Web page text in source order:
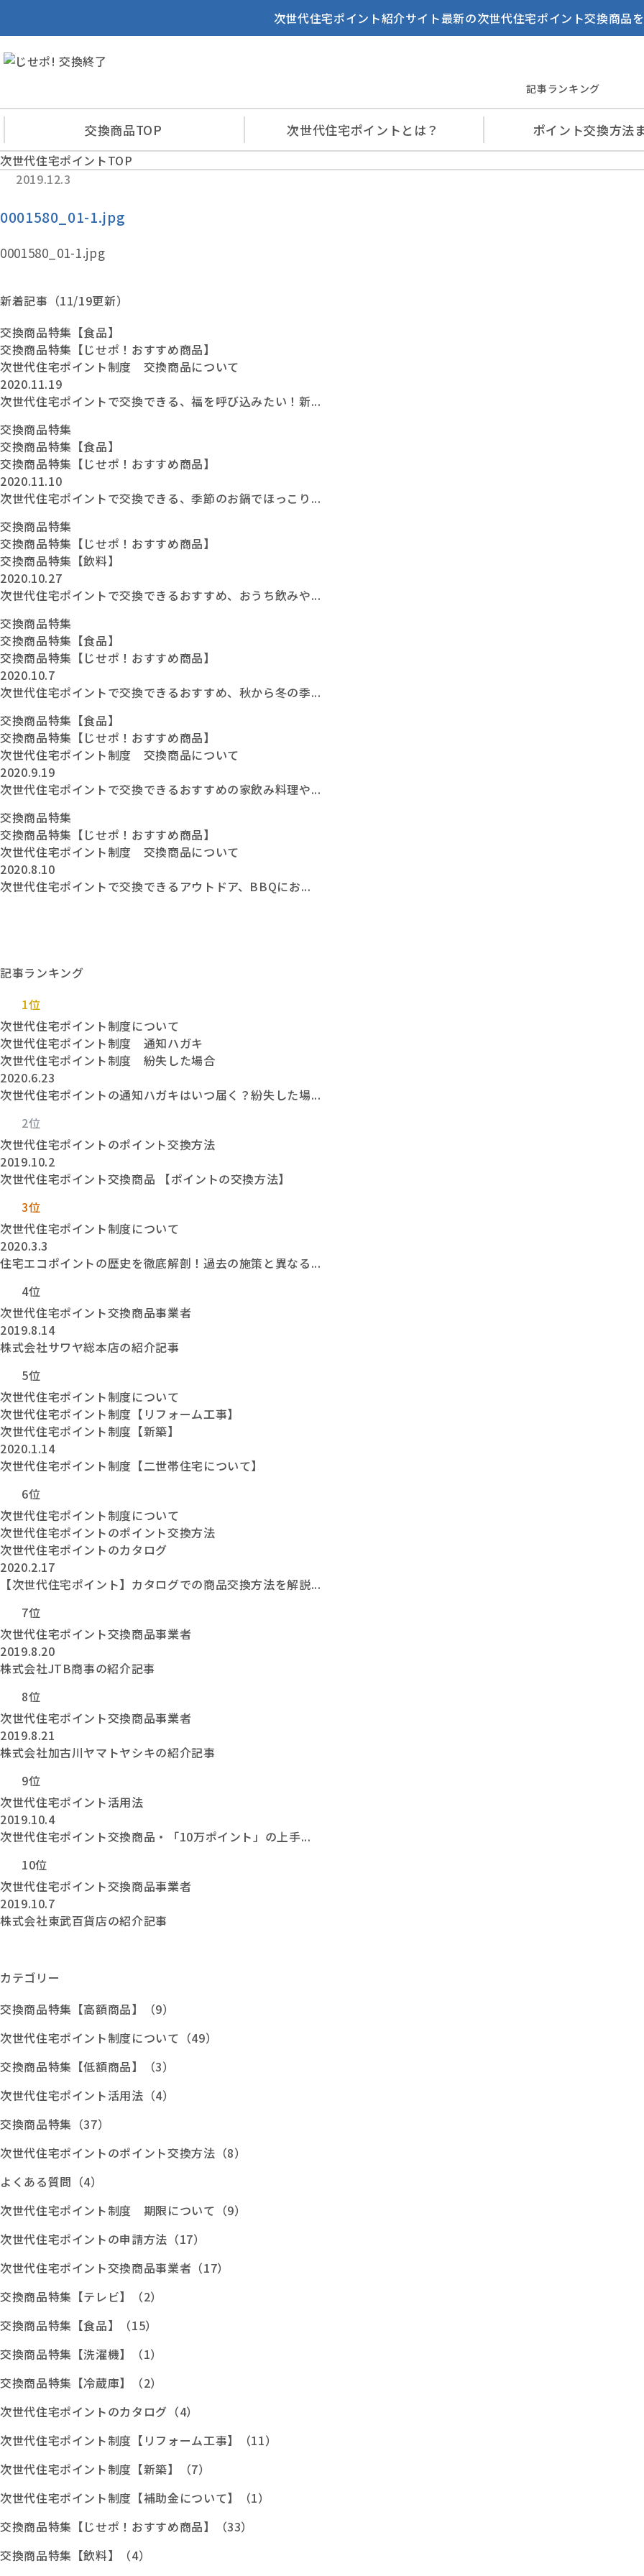
次世代住宅ポイント紹介サイト最新の次世代住宅ポイント交換商品
記事ランキング
交換商品TOP 次世代住宅ポイントとは？ ポイント交換方法
次世代住宅ポイントTOP
2019.12.3
0001580_01-1.jpg
0001580_01-1.jpg
新着記事（11/19更新）
交換商品特集【食品】
交換商品特集【じせポ！おすすめ商品】
次世代住宅ポイント制度 交換商品について
2020.11.19
次世代住宅ポイントで交換できる、福を呼び込みたい！新...
交換商品特集
交換商品特集【食品】
交換商品特集【じせポ！おすすめ商品】
2020.11.10
次世代住宅ポイントで交換できる、季節のお鍋でほっこり...
交換商品特集
交換商品特集【じせポ！おすすめ商品】
交換商品特集【飲料】
2020.10.27
次世代住宅ポイントで交換できるおすすめ、おうち飲みや...
交換商品特集
交換商品特集【食品】
交換商品特集【じせポ！おすすめ商品】
2020.10.7
次世代住宅ポイントで交換できるおすすめ、秋から冬の季...
交換商品特集【食品】
交換商品特集【じせポ！おすすめ商品】
次世代住宅ポイント制度 交換商品について
2020.9.19
次世代住宅ポイントで交換できるおすすめの家飲み料理や...
交換商品特集
交換商品特集【じせポ！おすすめ商品】
次世代住宅ポイント制度 交換商品について
2020.8.10
次世代住宅ポイントで交換できるアウトドア、BBQにお...
記事ランキング
1位
次世代住宅ポイント制度について
次世代住宅ポイント制度 通知ハガキ
次世代住宅ポイント制度 紛失した場合
2020.6.23
次世代住宅ポイントの通知ハガキはいつ届く？紛失した場...
2位
次世代住宅ポイントのポイント交換方法
2019.10.2
次世代住宅ポイント交換商品 【ポイントの交換方法】
3位
次世代住宅ポイント制度について
2020.3.3
住宅エコポイントの歴史を徹底解剖！過去の施策と異なる...
4位
次世代住宅ポイント交換商品事業者
2019.8.14
株式会社サワヤ総本店の紹介記事
5位
次世代住宅ポイント制度について
次世代住宅ポイント制度【リフォーム工事】
次世代住宅ポイント制度【新築】
2020.1.14
次世代住宅ポイント制度【二世帯住宅について】
6位
次世代住宅ポイント制度について
次世代住宅ポイントのポイント交換方法
次世代住宅ポイントのカタログ
2020.2.17
【次世代住宅ポイント】カタログでの商品交換方法を解説...
7位
次世代住宅ポイント交換商品事業者
2019.8.20
株式会社JTB商事の紹介記事
8位
次世代住宅ポイント交換商品事業者
2019.8.21
株式会社加古川ヤマトヤシキの紹介記事
9位
次世代住宅ポイント活用法
2019.10.4
次世代住宅ポイント交換商品・「10万ポイント」の上手...
10位
次世代住宅ポイント交換商品事業者
2019.10.7
株式会社東武百貨店の紹介記事
カテゴリー
交換商品特集【高額商品】（9）
次世代住宅ポイント制度について（49）
交換商品特集【低額商品】（3）
次世代住宅ポイント活用法（4）
交換商品特集（37）
次世代住宅ポイントのポイント交換方法（8）
よくある質問（4）
次世代住宅ポイント制度 期限について（9）
次世代住宅ポイントの申請方法（17）
次世代住宅ポイント交換商品事業者（17）
交換商品特集【テレビ】（2）
交換商品特集【食品】（15）
交換商品特集【洗濯機】（1）
交換商品特集【冷蔵庫】（2）
次世代住宅ポイントのカタログ（4）
次世代住宅ポイント制度【リフォーム工事】（11）
次世代住宅ポイント制度【新築】（7）
次世代住宅ポイント制度【補助金について】（1）
交換商品特集【じせポ！おすすめ商品】（33）
交換商品特集【飲料】（4）